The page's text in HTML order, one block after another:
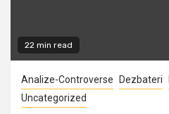
22 min read
Analize-Controverse Dezbateri
Uncategorized